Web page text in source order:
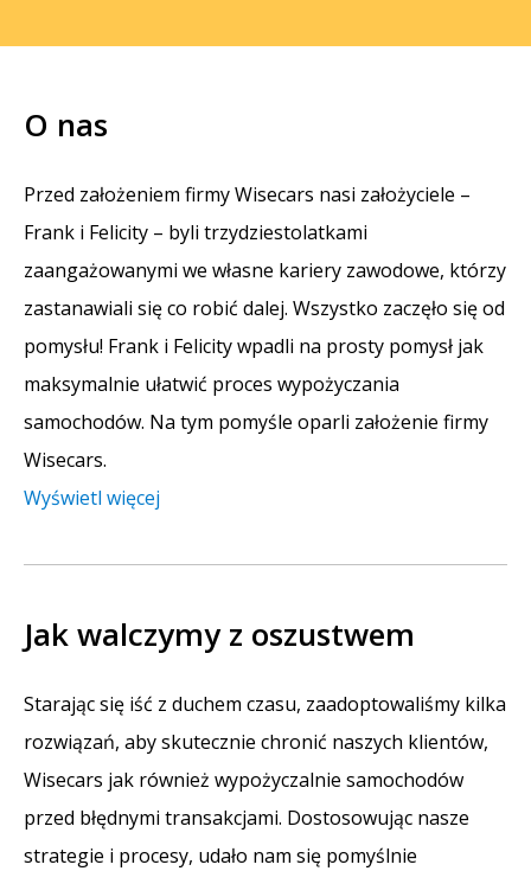
O nas
Przed założeniem firmy Wisecars nasi założyciele –
Frank i Felicity – byli trzydziestolatkami
zaangażowanymi we własne kariery zawodowe, którzy
zastanawiali się co robić dalej. Wszystko zaczęło się od
pomysłu! Frank i Felicity wpadli na prosty pomysł jak
maksymalnie ułatwić proces wypożyczania
samochodów. Na tym pomyśle oparli założenie firmy
Wisecars.
Wyświetl więcej
Jak walczymy z oszustwem
Starając się iść z duchem czasu, zaadoptowaliśmy kilka
rozwiązań, aby skutecznie chronić naszych klientów,
Wisecars jak również wypożyczalnie samochodów
przed błędnymi transakcjami. Dostosowując nasze
strategie i procesy, udało nam się pomyślnie